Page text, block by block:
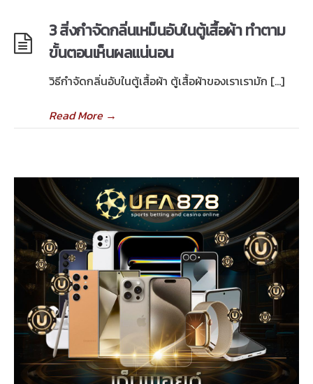
3 สิ่งกำจัดกลิ่นเหม็นอับในตู้เสื้อผ้า ทำตาม
ขั้นตอนเห็นผลแน่นอน
วิธีกําจัดกลิ่นอับในตู้เสื้อผ้า ตู้เสื้อผ้าของเราเรามัก […]
Read More→